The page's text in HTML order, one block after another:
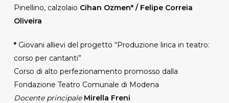
Pinellino, calzolaio Cihan Ozmen* / Felipe Correia
Oliveira
* Giovani allievi del progetto “Produzione lirica in teatro:
corso per cantanti”
Corso di alto perfezionamento promosso dalla
Fondazione Teatro Comunale di Modena
Docente principale Mirella Freni